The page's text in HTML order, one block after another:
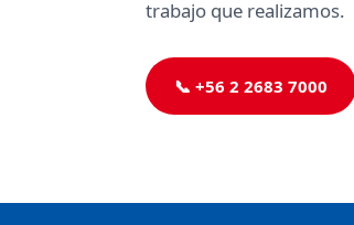
trabajo que realizamos.
📞 +56 2 2683 7000